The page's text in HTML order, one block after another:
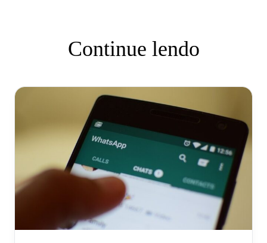
Continue lendo